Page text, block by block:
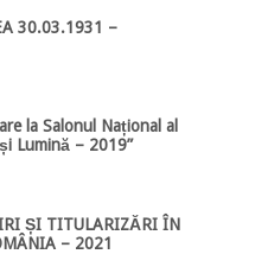
30.03.1931 –
la Salonul Național al
Lumină – 2019”
ȘI TITULARIZĂRI ÎN
– 2021